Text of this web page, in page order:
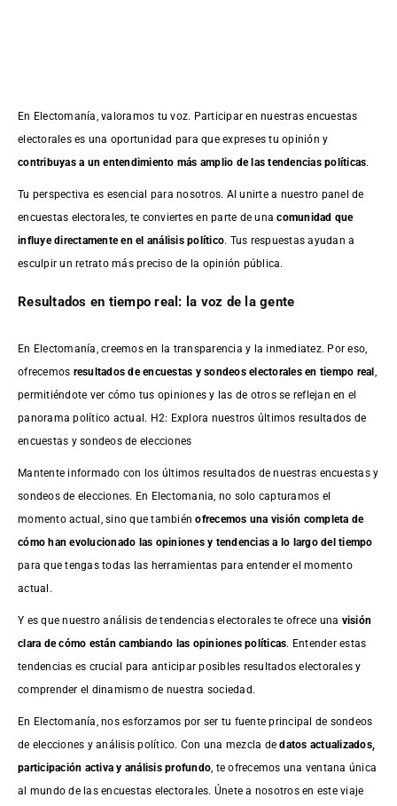
En Electomanía, valoramos tu voz. Participar en nuestras encuestas
electorales es una oportunidad para que expreses tu opinión y
contribuyas a un entendimiento más amplio de las tendencias políticas.
Tu perspectiva es esencial para nosotros. Al unirte a nuestro panel de
encuestas electorales, te conviertes en parte de unacomunidad que
influye directamente en el análisis político. Tus respuestas ayudan a
esculpir un retrato más preciso de la opinión pública.
Resultados en tiempo real: la voz de la gente
En Electomanía, creemos en la transparencia y la inmediatez. Por eso,
ofrecemos resultados deencuestas y sondeos electorales en tiempo real
permitiéndote ver cómo tus opiniones y las de otros se reflejan en el
panorama político actual. H2: Explora nuestros últimos resultados de
encuestas y sondeos de elecciones
Mantente informado con los últimos resultados de nuestras encuestasy
sondeos de elecciones. En Electomania, no solo capturamos el
momento actual, sino que tambiénofrecemos una visión completa de
cómo han evolucionado las opiniones y tendencias a lo largo del tiempo
para que tengas todas las herramientas para entender el momento
actual.
Y es que nuestro análisis de tendencias electorales te ofrece una visión
clara de cómo están cambiando las opiniones políticas. Entender estas
tendencias es crucial para anticipar posibles resultados electorales y
comprender el dinamismo de nuestra sociedad.
En Electomanía, nos esforzamos por ser tu fuente principal de sondeos
de elecciones y análisis político. Con una mezcla dedatos actualizados,
participación activa y análisis profundo , te ofrecemos una ventana única
al mundo de las encuestas electorales. Únete a nosotros en este viaje